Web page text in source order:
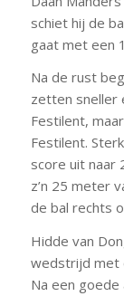
schiet hij de
gaat met een
Na de rust
zetten sneller
Festilent,
Festilent.
score uit naar
z’n 25 meter
de bal rechts
Hidde van
wedstrijd met
Na een